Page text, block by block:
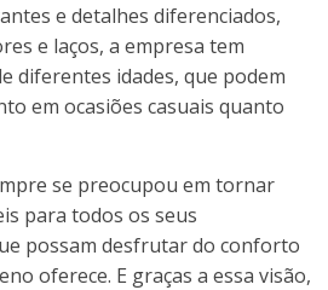
e detalhes diferenciados,
e laços, a empresa tem
diferentes idades, que podem
em ocasiões casuais quanto
se preocupou em tornar
para todos os seus
possam desfrutar do conforto
oferece. E graças a essa visão,